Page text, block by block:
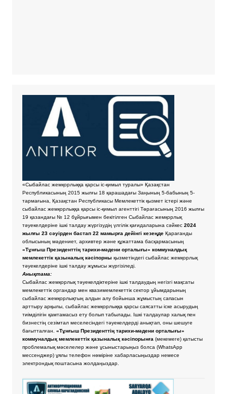
«Сыбайлас жемқорлыққа қарсы іс-қимыл туралы» Қазақстан
Республикасының 2015 жылғы 18 қарашадағы Заңының 5-бабының 5-
тармағына, Қазақстан Республикасы Мемлекеттік қызмет істері және
сыбайлас жемқорлыққа қарсы іс-қимыл агенттігі Төрағасының 2016 жылғы
19 қазандағы № 12 бұйрығымен бекітілген Сыбайлас жемқорлық
тәуекелдеріне ішкі талдау жүргізудің үлгілік қағидаларына сәйкес2024
жылғы 23 сәуірден бастап 22 мамырға дейінгі кезеңде Қарағанды
облысының мәдениет, архивтер және құжаттама басқармасының
«Тұнғыш Президенттің тарихи-мәдени орталығы» коммуналдық
мемлекеттік қазыналық кәсіпорны қызметіндегі сыбайлас жемқорлық
тәуекелдеріне ішкі талдау жұмысы жүргізіледі.
Анықтама:
Сыбайлас жемқорлық тәуекелдіктеріне ішкі талдаудың негізгі мақсаты
мемлекеттік органдар мен квазимемлекеттік сектор ұйымдарының
сыбайлас жемқорлықтың алдын алу бойынша жұмыстың сапасын
арттыру арқылы, сыбайлас жемқорлыққа қарсы саясатты іске асырудың
тиімділігін қамтамасыз ету болып табылады. Ішкі талдаулар халық пен
бизнестің сезімтал меселесіндегі тәуекелдерді анықтап, оны шешуге
бағытталған. «Тұнғыш Президенттің тарихи-мәдени орталығы»
коммуналдық мемлекеттік қазыналық кәсіпорынға (мекемеге) қатысты
проблемалық мәселелер және ұсыныстарыңыз болса (WhatsApp
мессенджер) ұялы телефон нөміріне хабарласыңыздар немесе
электрондық поштасына жолдаңыздар.